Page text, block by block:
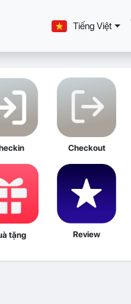
Tiếng Việt
Checkout
tặng Review